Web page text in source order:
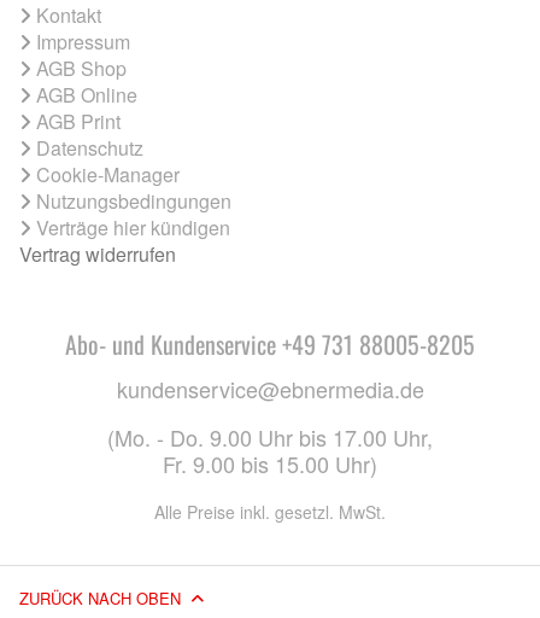
Kontakt
Impressum
AGB Shop
AGB Online
AGB Print
Datenschutz
Cookie-Manager
Nutzungsbedingungen
Verträge hier kündigen
Vertrag widerrufen
Abo- und Kundenservice +49 731 88005-8205
kundenservice@ebnermedia.de
(Mo. - Do. 9.00 Uhr bis 17.00 Uhr,
Fr. 9.00 bis 15.00 Uhr)
Alle Preise inkl. gesetzl. MwSt.
ZURÜCK NACH OBEN